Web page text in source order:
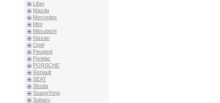
Lifan
Mazda
Mercedes
Mini
Mitsubishi
Nissan
Opel
Peugeot
Pontiac
PORSCHE
Renault
SEAT
Skoda
SsangYong
Subaru